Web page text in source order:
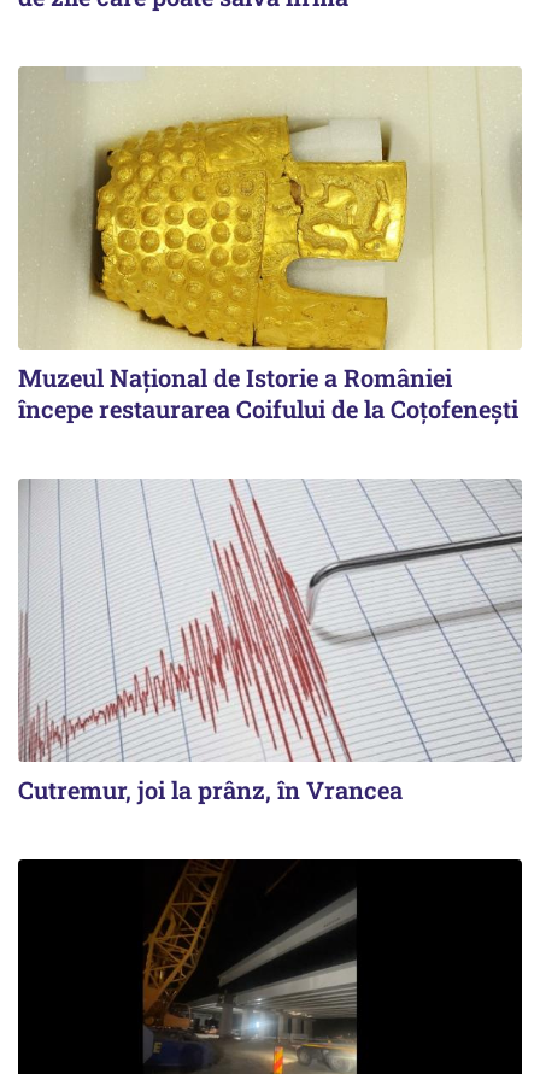
Muzeul Național de Istorie a României
începe restaurarea Coifului de la Coțofenești
Cutremur, joi la prânz, în Vrancea